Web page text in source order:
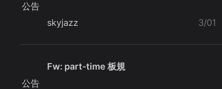
公告
skyjazz 3/01
公告
Fw: part-time 板規